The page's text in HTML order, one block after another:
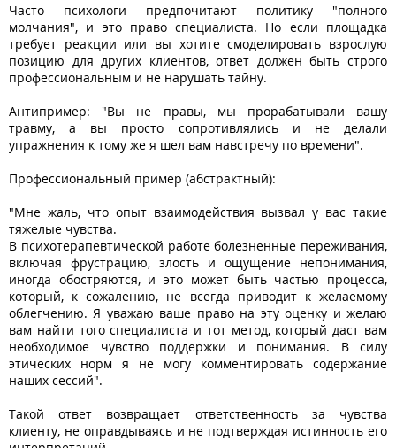
Часто психологи предпочитают политику "полного
молчания", и это право специалиста. Но если площадка
требует реакции или вы хотите смоделировать взрослую
позицию для других клиентов, ответ должен быть строго
профессиональным и не нарушать тайну.
Антипример: "Вы не правы, мы прорабатывали вашу
травму, а вы просто сопротивлялись и не делали
упражнения к тому же я шел вам навстречу по времени".
Профессиональный пример (абстрактный):
"Мне жаль, что опыт взаимодействия вызвал у вас такие
тяжелые чувства.
В психотерапевтической работе болезненные переживания,
включая фрустрацию, злость и ощущение непонимания,
иногда обостряются, и это может быть частью процесса,
который, к сожалению, не всегда приводит к желаемому
облегчению. Я уважаю ваше право на эту оценку и желаю
вам найти того специалиста и тот метод, который даст вам
необходимое чувство поддержки и понимания. В силу
этических норм я не могу комментировать содержание
наших сессий".
Такой ответ возвращает ответственность за чувства
клиенту, не оправдываясь и не подтверждая истинность его